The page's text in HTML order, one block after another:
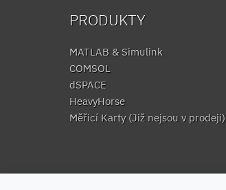
PRODUKTY
MATLAB & Simulink
COMSOL
dSPACE
HeavyHorse
Měřicí Karty (Již nejsou v prodeji)